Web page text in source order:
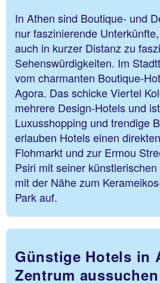
In Athen sind Boutique- und
nur faszinierende
auch in kurzer Distanz zu
Sehenswürdigkeiten. Im
vom charmanten Boutique-
Agora. Das schicke Viertel
mehrere Design-Hotels und
Luxusshopping und trendige
erlauben Hotels einen
Flohmarkt und zur Ermou
Psiri mit seiner
mit der Nähe zum
Park auf.
Günstige Hotels in
Zentrum aussuchen